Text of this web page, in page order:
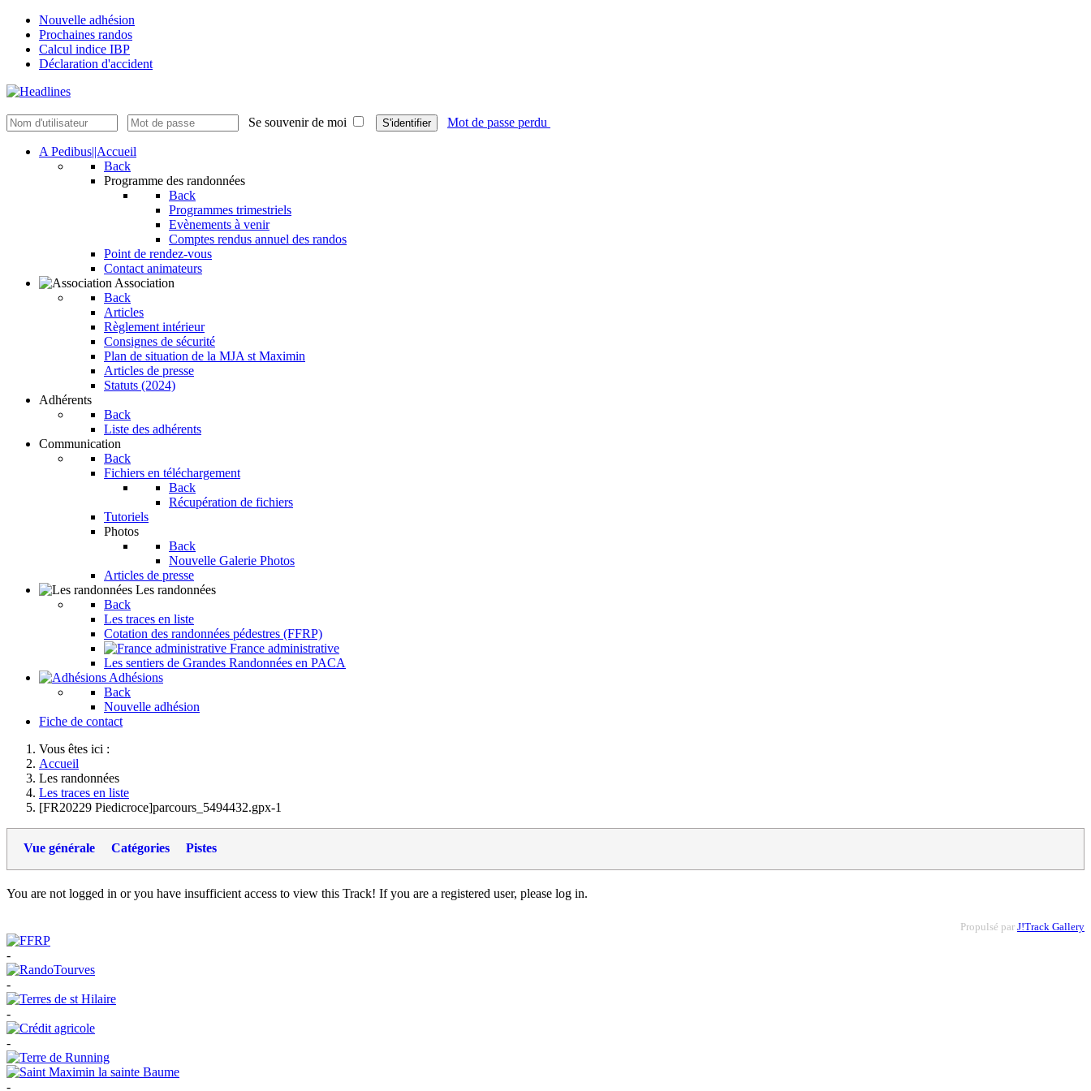
Nouvelle adhésion
Prochaines randos
Calcul indice IBP
Déclaration d'accident
Se souvenir de moi S'identifier Mot de passe perdu
A Pedibus||Accueil
Back
Programme des randonnées
Back
Programmes trimestriels
Evènements à venir
Comptes rendus annuel des randos
Point de rendez-vous
Contact animateurs
Association
Back
Articles
Règlement intérieur
Consignes de sécurité
Plan de situation de la MJA st Maximin
Articles de presse
Statuts (2024)
Adhérents
Back
Liste des adhérents
Communication
Back
Fichiers en téléchargement
Back
Récupération de fichiers
Tutoriels
Photos
Back
Nouvelle Galerie Photos
Articles de presse
Les randonnées
Back
Les traces en liste
Cotation des randonnées pédestres (FFRP)
France administrative
Les sentiers de Grandes Randonnées en PACA
Adhésions
Back
Nouvelle adhésion
Fiche de contact
Vous êtes ici :
Accueil
Les randonnées
Les traces en liste
[FR20229 Piedicroce]parcours_5494432.gpx-1
Vue générale Catégories Pistes
You are not logged in or you have insufficient access to view this Track! If you are a registered user, please log in.
Propulsé par J!Track Gallery
-
-
-
-
-